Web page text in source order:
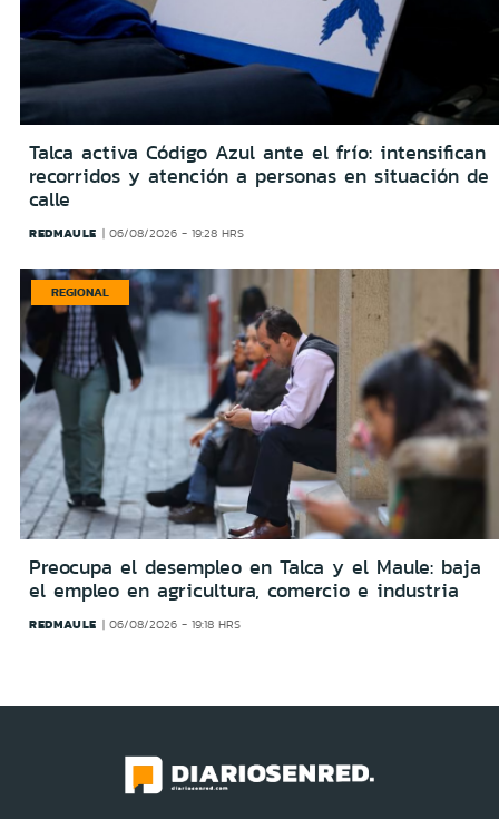
Talca activa Código Azul ante el frío: intensifican
recorridos y atención a personas en situación de
calle
REDMAULE 06/08/2026 - 19:28 HRS
REGIONAL
Preocupa el desempleo en Talca y el Maule: baja
el empleo en agricultura, comercio e industria
REDMAULE 06/08/2026 - 19:18 HRS